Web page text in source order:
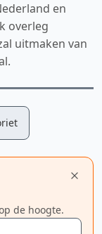
en
overleg
uitmaken van
de hoogte.